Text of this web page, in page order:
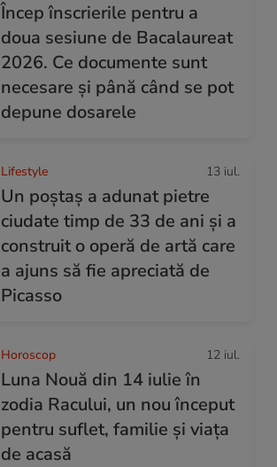
Încep înscrierile pentru a
doua sesiune de Bacalaureat
2026. Ce documente sunt
necesare și până când se pot
depune dosarele
Lifestyle 13 iul.
Un poștaș a adunat pietre
ciudate timp de 33 de ani și a
construit o operă de artă care
a ajuns să fie apreciată de
Picasso
Horoscop 12 iul.
Luna Nouă din 14 iulie în
zodia Racului, un nou început
pentru suflet, familie și viața
de acasă